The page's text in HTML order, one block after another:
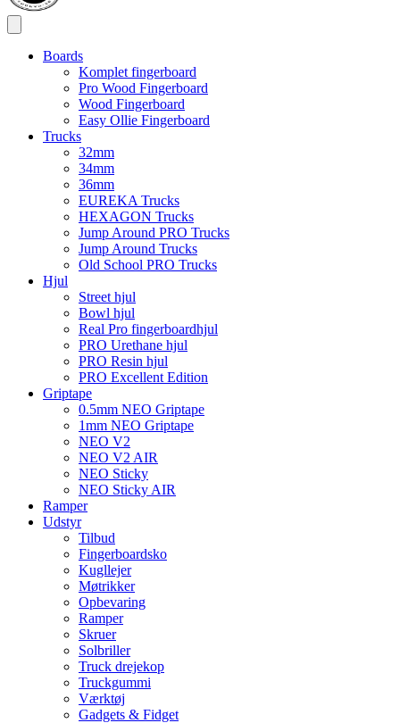
Boards
Komplet fingerboard
Pro Wood Fingerboard
Wood Fingerboard
Easy Ollie Fingerboard
Trucks
32mm
34mm
36mm
EUREKA Trucks
HEXAGON Trucks
Jump Around PRO Trucks
Jump Around Trucks
Old School PRO Trucks
Hjul
Street hjul
Bowl hjul
Real Pro fingerboardhjul
PRO Urethane hjul
PRO Resin hjul
PRO Excellent Edition
Griptape
0.5mm NEO Griptape
1mm NEO Griptape
NEO V2
NEO V2 AIR
NEO Sticky
NEO Sticky AIR
Ramper
Udstyr
Tilbud
Fingerboardsko
Kugllejer
Møtrikker
Opbevaring
Ramper
Skruer
Solbriller
Truck drejekop
Truckgummi
Værktøj
Gadgets & Fidget